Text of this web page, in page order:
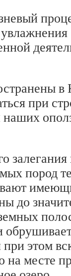
в
при
залегания
пород
до
этом
на месте